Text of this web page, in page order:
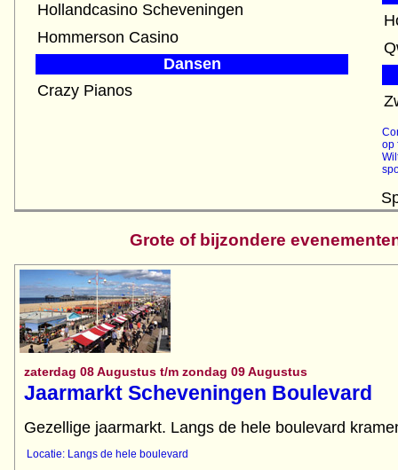
Hollandcasino Scheveningen
Hommerson Casino
Dansen
Crazy Pianos
op
Grote of bijzondere
zaterdag 08 Augustus t/m zondag 09 Augustus
Jaarmarkt Scheveningen Boulevard
Gezellige jaarmarkt. Langs de hele boulevard
Locatie: Langs de hele boulevard